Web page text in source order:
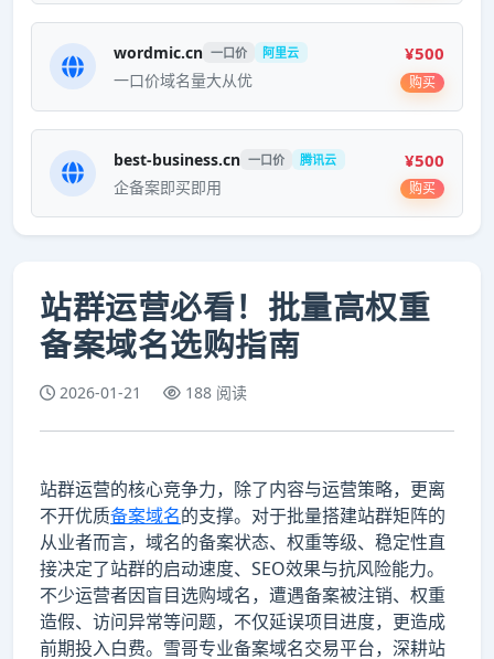
wordmic.cn 一口价 阿里云
一口价域名量大从优
¥500
购买
best-business.cn 一口价 腾讯云
企备案即买即用
¥500
购买
站群运营必看！批量高权重
备案域名选购指南
2026-01-21 188 阅读
站群运营的核心竞争力，除了内容与运营策略，更离
不开优质备案域名的支撑。对于批量搭建站群矩阵的
从业者而言，域名的备案状态、权重等级、稳定性直
接决定了站群的启动速度、SEO效果与抗风险能力。
不少运营者因盲目选购域名，遭遇备案被注销、权重
造假、访问异常等问题，不仅延误项目进度，更造成
前期投入白费。雪哥专业备案域名交易平台，深耕站